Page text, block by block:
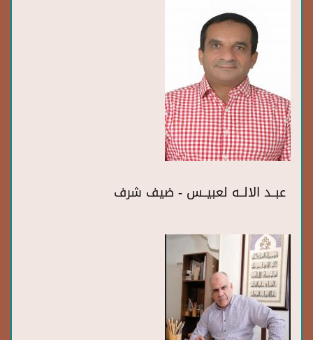
عبــد الالــه لعبيــس - ضيف شرف